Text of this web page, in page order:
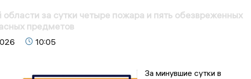
области за сутки четыре пожара и пять обезвреженных
предметов
10:05
За минувшие сутки в